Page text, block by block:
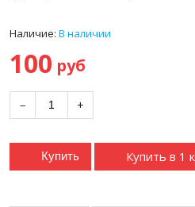
Наличие: В наличии
100 руб
− +
Купить Купить в 1